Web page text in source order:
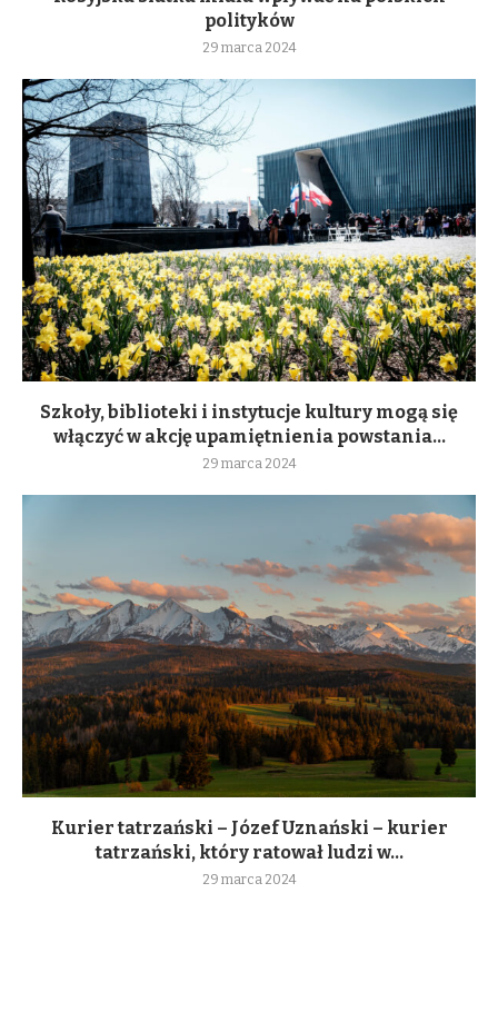
polityków
29 marca 2024
Szkoły, biblioteki i instytucje kultury mogą się
włączyć w akcję upamiętnienia powstania...
29 marca 2024
Kurier tatrzański – Józef Uznański – kurier
tatrzański, który ratował ludzi w...
29 marca 2024